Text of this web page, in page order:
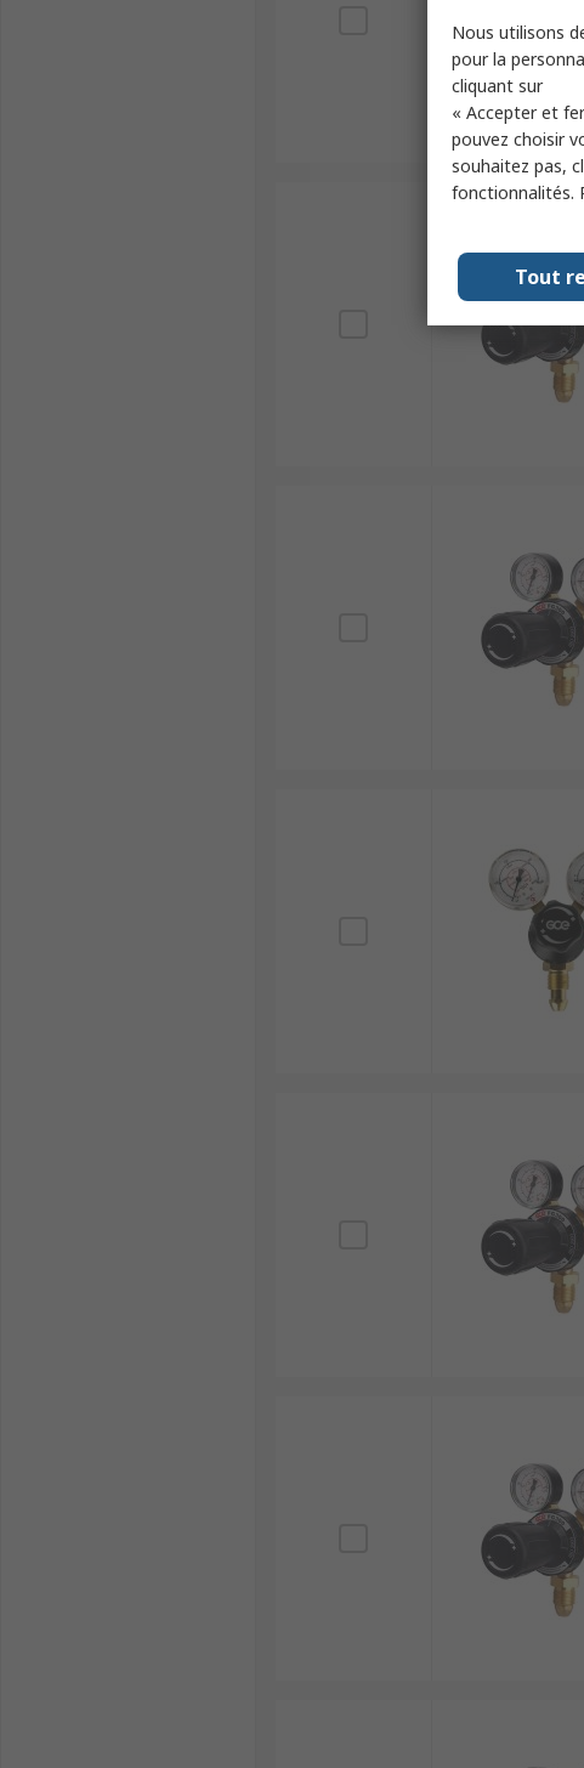
Nous utilisons
pour la
cliquant sur
« Accepter et
pouvez choisir
souhaitez pas,
fonctionnalités.
Tout